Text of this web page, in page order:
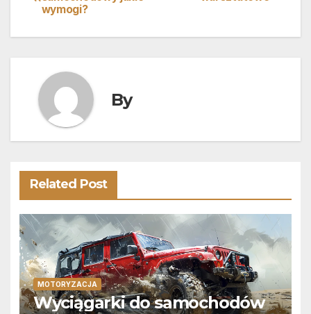
wpisu
wymogi?
By
Related Post
MOTORYZACJA
Wyciągarki do samochodów